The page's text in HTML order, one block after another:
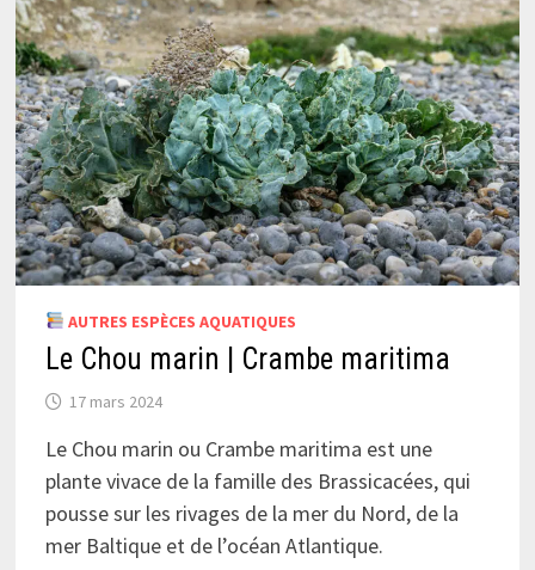
AUTRES ESPÈCES AQUATIQUES
Le Chou marin | Crambe maritima
17 mars 2024
Le Chou marin ou Crambe maritima est une
plante vivace de la famille des Brassicacées, qui
pousse sur les rivages de la mer du Nord, de la
mer Baltique et de l’océan Atlantique.